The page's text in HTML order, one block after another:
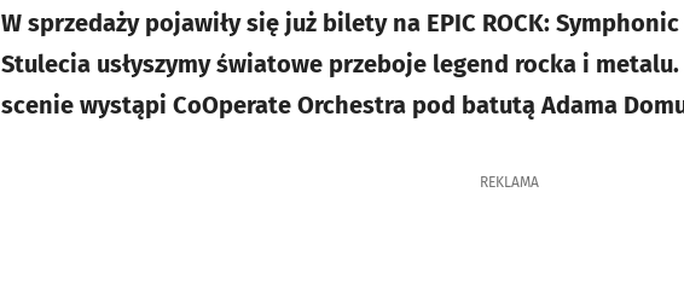
W sprzedaży pojawiły się już bilety na EPIC ROCK:
Stulecia usłyszymy światowe przeboje legend rocka i
scenie wystąpi CoOperate Orchestra pod batutą Adama
REKLAMA